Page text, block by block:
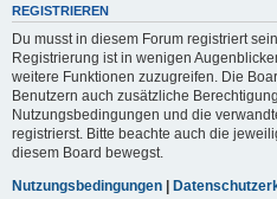
REGISTRIEREN
Du musst in diesem Forum registriert
Registrierung ist in wenigen
weitere Funktionen zuzugreifen. Die
Benutzern auch zusätzliche
Nutzungsbedingungen und die
registrierst. Bitte beachte auch die
diesem Board bewegst.
Nutzungsbedingungen |